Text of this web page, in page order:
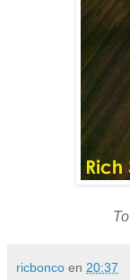
ricbonco en 20:37